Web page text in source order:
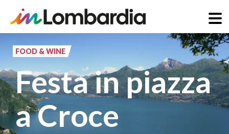
contenuto
principale
FOOD & WINE
Festa in piazza
a Croce